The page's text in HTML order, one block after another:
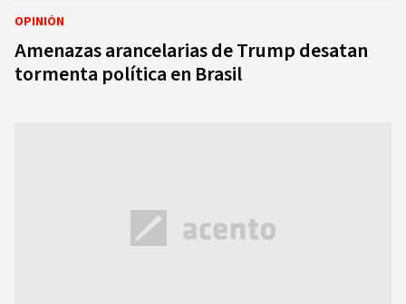
OPINIÓN
Amenazas arancelarias de Trump desatan
tormenta política en Brasil